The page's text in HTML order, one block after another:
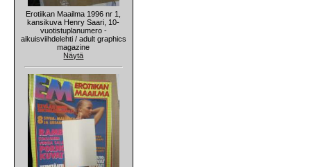
Erotiikan Maailma 1996 nr 1,
kansikuva Henry Saari, 10-
vuotistuplanumero -
aikuisviihdelehti / adult graphics
magazine
Näytä